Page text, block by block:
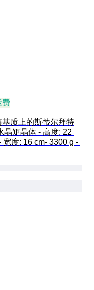
费
基质上的斯蒂尔拜特
晶矩晶体 - 高度: 22
宽度: 16 cm- 3300 g -